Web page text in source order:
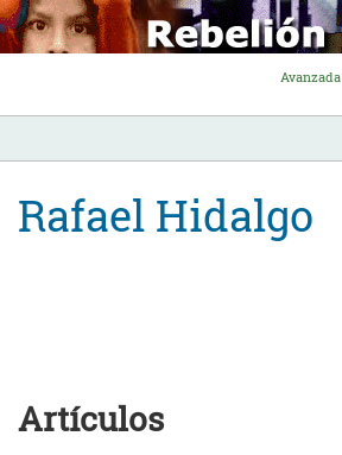
Skip
to
content
Avanzada
Rafael Hidalgo
Artículos